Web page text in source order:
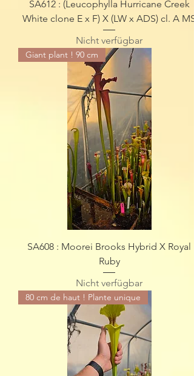
SA612 : (Leucophylla Hurricane Creek
White clone E x F) X (LW x ADS) cl. A MS
Nicht verfügbar
Giant plant ! 90 cm
SA608 : Moorei Brooks Hybrid X Royal
Ruby
Nicht verfügbar
80 cm de haut ! Plante unique